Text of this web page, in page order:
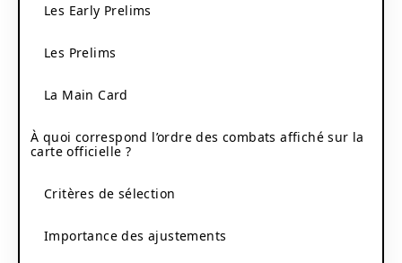
Les Early Prelims
Les Prelims
La Main Card
À quoi correspond l’ordre des combats affiché sur la
carte officielle ?
Critères de sélection
Importance des ajustements